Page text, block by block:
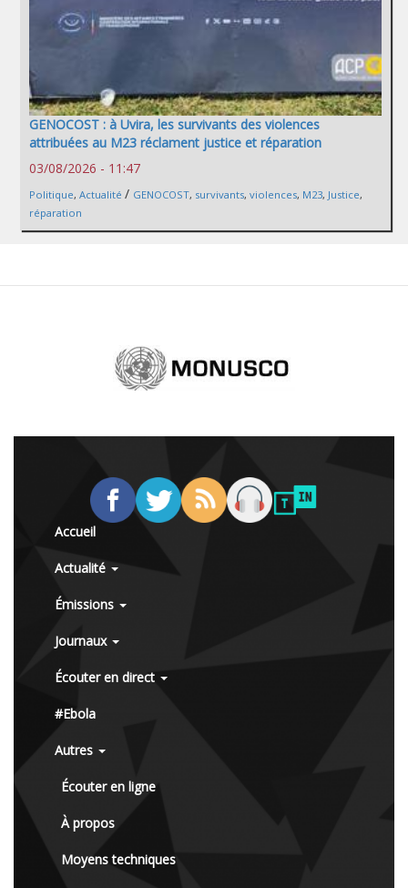
GENOCOST : à Uvira, les survivants des violences
attribuées au M23 réclament justice et réparation
03/08/2026 - 11:47
Politique, Actualité / GENOCOST, survivants, violences, M23, Justice,
réparation
Accueil
Actualité
Émissions
Journaux
Écouter en direct
#Ebola
Autres
Écouter en ligne
À propos
Moyens techniques